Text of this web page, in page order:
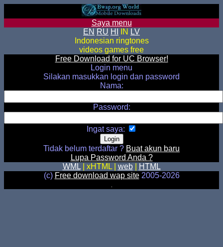
Saya menu
EN RU HI IN LV
Indonesian ringtones
videos games free
Free Download for UC Browser!
Login menu
Silakan masukkan login dan password
Nama:
Password:
Ingat saya:
Tidak belum terdaftar ? Buat akun baru
Lupa Password Anda ?
WML| xHTML | web|
HTML
(c) Free download wap site2005-2026